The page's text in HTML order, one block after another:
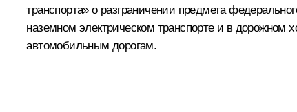
транспорта» о разграничении предмета
наземном электрическом транспорте и в дорожном
автомобильным дорогам.